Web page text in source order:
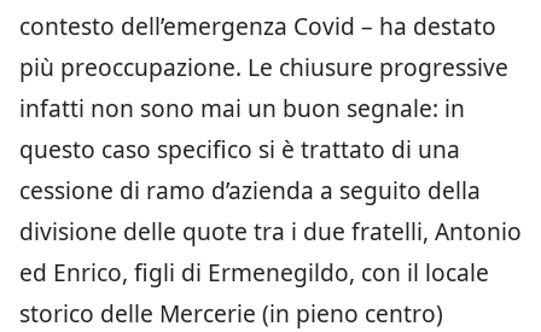
contesto dell’emergenza Covid – ha destato
più preoccupazione. Le chiusure progressive
infatti non sono mai un buon segnale: in
questo caso specifico si è trattato di una
cessione di ramo d’azienda a seguito della
divisione delle quote tra i due fratelli, Antonio
ed Enrico, figli di Ermenegildo, con il locale
storico delle Mercerie (in pieno centro)